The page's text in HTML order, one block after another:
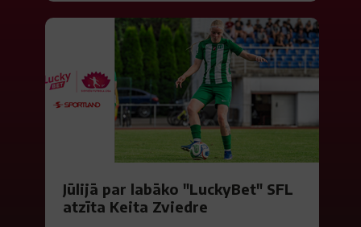
Jūlijā par labāko "LuckyBet" SFL
atzīta Keita Zviedre